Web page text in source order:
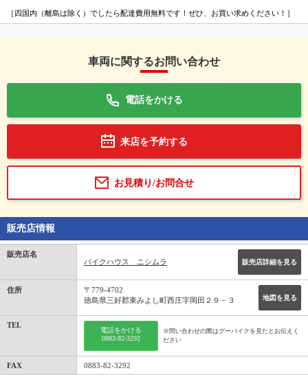
［四国内（離島は除く）でしたら配達費用無料です！ぜひ、お買い求めください！］
車両に関するお問い合わせ
電話をかける
来店を予約する
お見積り/お問合せ
販売店情報
販売店名
バイクハウス ニシムラ
販売店詳細を見る
住所
地図を見る
〒779-4702
徳島県三好郡東みよし町西庄字岡田２９－３
TEL
電話をかける
0883-82-3292
※問い合わせの際はグーバイクを見たとお伝えく
ださい
FAX 0883-82-3292